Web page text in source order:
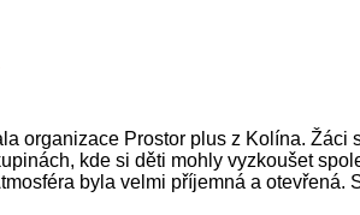
akce)
(3.C)
organizace Prostor plus z Kolína. Žáci
kde si děti mohly vyzkoušet
byla velmi příjemná a otevřená.